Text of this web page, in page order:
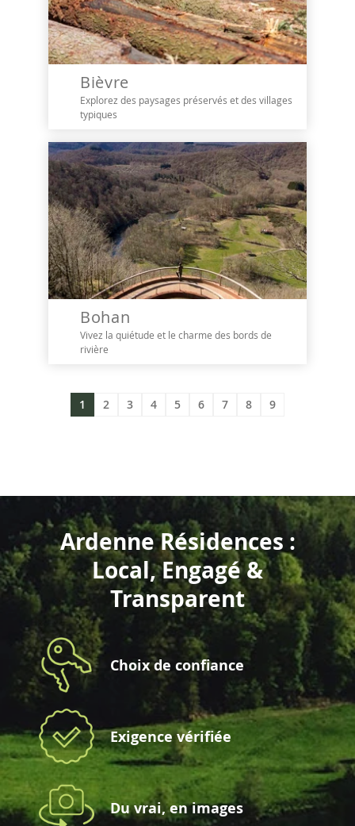
Bièvre
Explorez des paysages préservés et des villages
typiques
Bohan
Vivez la quiétude et le charme des bords de
rivière
1 2 3 4 5 6 7 8 9
Ardenne Résidences :
Local, Engagé &
Transparent
Choix de confiance
Exigence vérifiée
Du vrai, en images